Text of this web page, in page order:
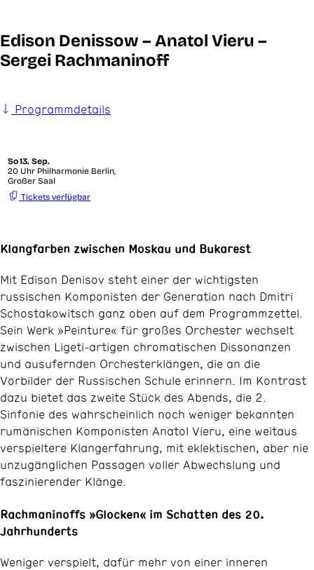
Edison Denissow – Anatol Vieru –
Sergei Rachmaninoff
Programmdetails
So13. Sep.
20 Uhr Philharmonie Berlin,
Großer Saal
Tickets verfügbar
Klangfarben zwischen Moskau und Bukarest
Mit Edison Denisov steht einer der wichtigsten
russischen Komponisten der Generation nach Dmitri
Schostakowitsch ganz oben auf dem Programmzettel.
Sein Werk »Peinture« für großes Orchester wechselt
zwischen Ligeti-artigen chromatischen Dissonanzen
und ausufernden Orchesterklängen, die an die
Vorbilder der Russischen Schule erinnern. Im Kontrast
dazu bietet das zweite Stück des Abends, die 2.
Sinfonie des wahrscheinlich noch weniger bekannten
rumänischen Komponisten Anatol Vieru, eine weitaus
verspieltere Klangerfahrung, mit eklektischen, aber nie
unzugänglichen Passagen voller Abwechslung und
faszinierender Klänge.
Rachmaninoffs »Glocken« im Schatten des 20.
Jahrhunderts
Weniger verspielt, dafür mehr von einer inneren